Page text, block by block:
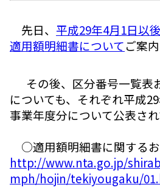
先日、 平成29年4月1日以
適用額明細書についてご案
その後、区分番号一覧表
についても、それぞれ平成
事業年度分について公表され
○適用額明細書に関する
http://www.nta.go.jp/
mph/hojin/tekiyougaku/